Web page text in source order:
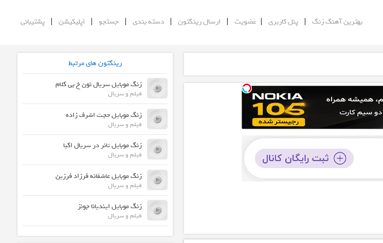
بهترین آهنگ زنگ |پنل کاربری | عضویت | ارسال رینگتون |دسته بندی | جستجو | اپلیکیشن |پشتیبانی
رینگتون های مرتبط
زنگ موبایل سریال نون خ بی کلام
فیلم و سریال
زنگ موبایل حجت اشرف زاده
فیلم و سریال
زنگ موبایل تانر در سریال اکیا
فیلم و سریال
زنگ موبایل عاشقانه فرزاد فرزین
فیلم و سریال
زنگ موبایل ایندیانا جونز
فیلم و سریال